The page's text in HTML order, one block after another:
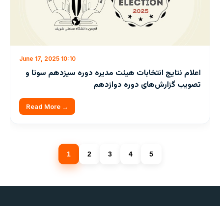
June 17, 2025 10:10
اعلام نتایج انتخابات هیئت مدیره دوره سیزدهم سوتا و
تصویب گزارش‌های دوره دوازدهم
Read More →
1 2 3 4 5